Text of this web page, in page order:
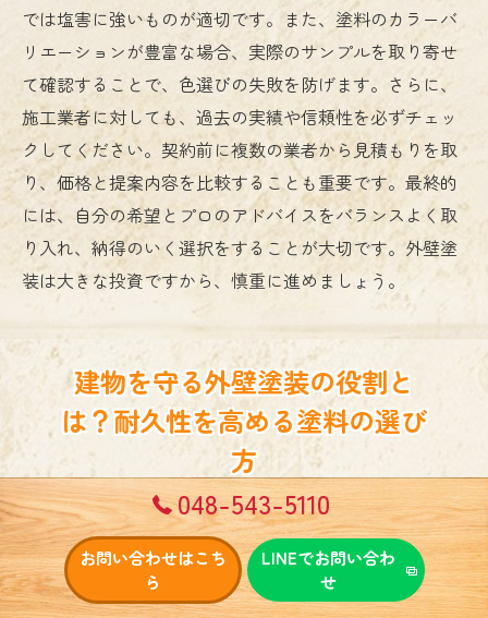
では塩害に強いものが適切です。また、塗料のカラーバ
リエーションが豊富な場合、実際のサンプルを取り寄せ
て確認することで、色選びの失敗を防げます。さらに、
施工業者に対しても、過去の実績や信頼性を必ずチェッ
クしてください。契約前に複数の業者から見積もりを取
り、価格と提案内容を比較することも重要です。最終的
には、自分の希望とプロのアドバイスをバランスよく取
り入れ、納得のいく選択をすることが大切です。外壁塗
装は大きな投資ですから、慎重に進めましょう。
建物を守る外壁塗装の役割と
は？耐久性を高める塗料の選び
方
外壁塗装が建物に与える保護効果について
外壁塗装は、単なる美観を追求するだけでなく、建物を
外的要因から守る重要な役割を果たします。外壁塗装に
048-543-5110
お問い合わせはこち
ら
LINEでお問い合わ
せ